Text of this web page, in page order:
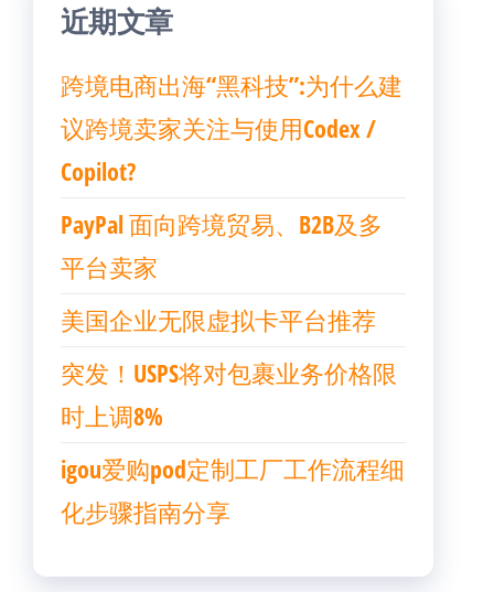
近期文章
跨境电商出海“黑科技”:为什么建
议跨境卖家关注与使用Codex /
Copilot?
PayPal 面向跨境贸易、B2B及多
平台卖家
美国企业无限虚拟卡平台推荐
突发！USPS将对包裹业务价格限
时上调8%
igou爱购pod定制工厂工作流程细
化步骤指南分享